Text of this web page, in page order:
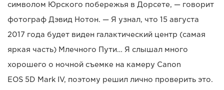
символом Юрского побережья в Дорсете, — говорит
фотограф Дэвид Нотон. — Я узнал, что 15 августа
2017 года будет виден галактический центр (самая
яркая часть) Млечного Пути… Я слышал много
хорошего о ночной съемке на камеру Canon
EOS 5D Mark IV, поэтому решил лично проверить это.